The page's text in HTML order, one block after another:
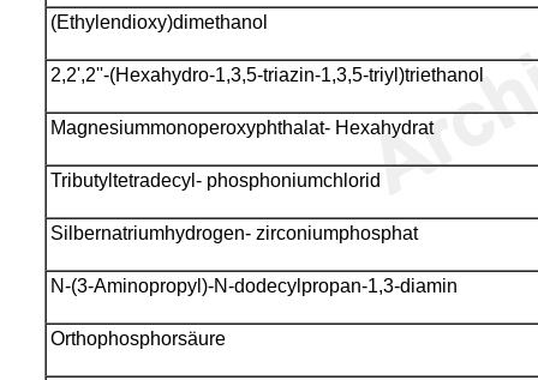
(Ethylendioxy)dimethanol
2,2',2''-(Hexahydro-1,3,5-triazin-1,3,5-triyl)triethanol
Magnesiummonoperoxyphthalat- Hexahydrat
Tributyltetradecyl- phosphoniumchlorid
Silbernatriumhydrogen- zirconiumphosphat
N-(3-Aminopropyl)-N-dodecylpropan-1,3-diamin
Orthophosphorsäure